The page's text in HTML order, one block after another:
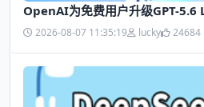
OpenAI为免费用户升级GPT-5.6
2026-08-07 11:35:19 lucky 24684